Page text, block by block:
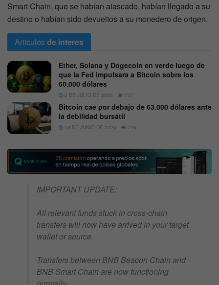
Smart Chain, que se habían atascado, habían llegado a su
destino o habían sido devueltos a su monedero de origen.
Articulosde interes
Ether, Solana y Dogecoin en verde luego de
que la Fed impulsara a Bitcoin sobre los
60.000 dólares
2 DE JULIO DE 2026 737
Bitcoin cae por debajo de 63.000 dólares ante
la debilidad bursátil
19 DE JUNIO DE 2026 726
IMPORTANT UPDATE:
All relevant funds stuck in cross-chain
transfers will now have arrived in your target
wallet or source.
Transfers between BNB Beacon Chain and
BNB Smart Chain are now functioning